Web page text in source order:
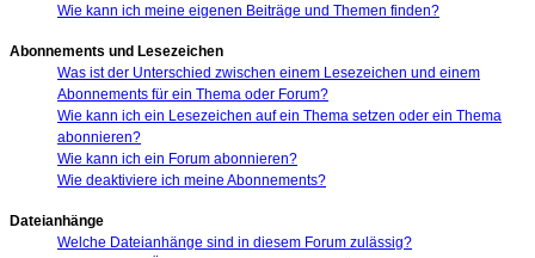
Wie kann ich meine eigenen Beiträge und Themen finden?
Abonnements und Lesezeichen
Was ist der Unterschied zwischen einem Lesezeichen und einem
Abonnements für ein Thema oder Forum?
Wie kann ich ein Lesezeichen auf ein Thema setzen oder ein Thema
abonnieren?
Wie kann ich ein Forum abonnieren?
Wie deaktiviere ich meine Abonnements?
Dateianhänge
Welche Dateianhänge sind in diesem Forum zulässig?